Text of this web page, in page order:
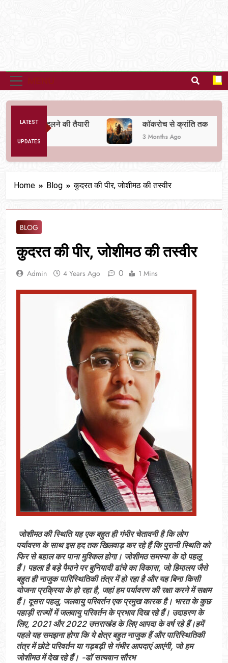
LATEST
UPDATES
बदलने की तैयारी कॉकरोच से क्रांति तक
3 Months Ago
Home Blog कुदरत की पीर, जोशीमठ की तस्वीर
BLOG
कुदरत की पीर, जोशीमठ की तस्वीर
Admin 4 Years Ago 0 1 Mins
जोशीमठ की स्थिति यह एक बहुत ही गंभीर चेतावनी है कि लोग
पर्यावरण के साथ इस हद तक खिलवाड़ कर रहे हैं कि पुरानी स्थिति को
फिर से बहाल कर पाना मुश्किल होगा। जोशीमठ समस्या के दो पहलू
हैं। पहला है बड़े पैमाने पर बुनियादी ढांचे का विकास, जो हिमालय जैसे
बहुत ही नाजुक पारिस्थितिकी तंत्र में हो रहा है और यह बिना किसी
योजना प्रक्रिया के हो रहा है, जहां हम पर्यावरण की रक्षा करने में सक्षम
हैं। दूसरा पहलू, जलवायु परिवर्तन एक प्रमुख कारक है। भारत के कुछ
पहाड़ी राज्यों में जलवायु परिवर्तन के प्रभाव दिख रहे हैं। उदाहरण के
लिए, 2021 और 2022 उत्तराखंड के लिए आपदा के वर्ष रहे हैं।हमें
पहले यह समझना होगा कि ये क्षेत्र बहुत नाजुक हैं और पारिस्थितिकी
तंत्र में छोटे परिवर्तन या गड़बड़ी से गंभीर आपदाएं आएंगी, जो हम
जोशीमठ में देख रहे हैं। -डॉ सत्यवान सौरभ